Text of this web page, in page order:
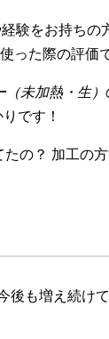
験をお持ちの
った際の評価
（未加熱・生）
です！
の？ 加工の
後も増え続けて